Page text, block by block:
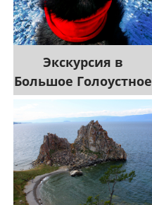
Экскурсия в
Большое Голоустное